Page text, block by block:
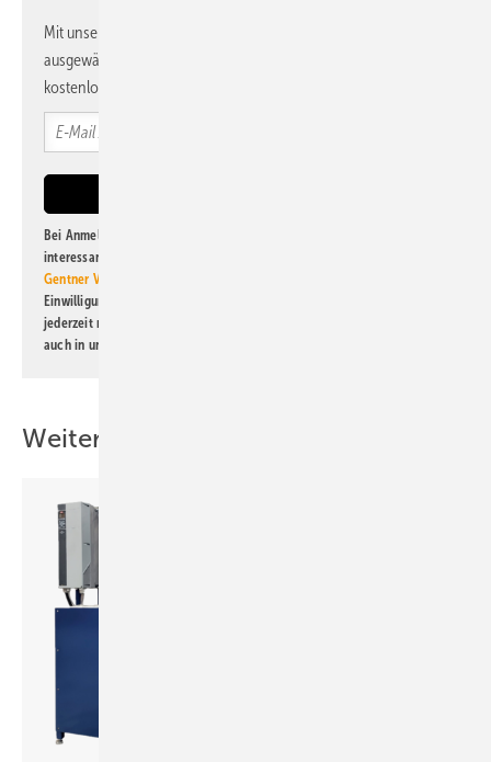
Mit unserem Newsletter erhalten Sie regelmäßig von uns
ausgewählte Informationen und Neuigkeiten, gebündelt und
kostenlos direkt ins Postfach.
Bei Anmeldung zu diesem Newsletter bin ich damit einverstanden, über
interessante Verlags- und Online-Angebote
Gentner Verlag GmbH & Co. KG
Einwilligung kann ich jederzeit widerrufen und eine Abmeldung ist
jederzeit möglich. Informationen zum Umgang mit Daten finden Sie
auch in unserer
Weitere Inhalte